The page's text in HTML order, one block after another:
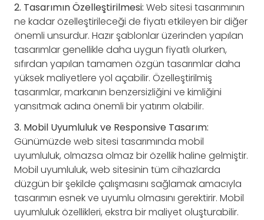
2. Tasarımın Özelleştirilmesi: Web sitesi tasarımının
ne kadar özelleştirileceği de fiyatı etkileyen bir diğer
önemli unsurdur. Hazır şablonlar üzerinden yapılan
tasarımlar genellikle daha uygun fiyatlı olurken,
sıfırdan yapılan tamamen özgün tasarımlar daha
yüksek maliyetlere yol açabilir. Özelleştirilmiş
tasarımlar, markanın benzersizliğini ve kimliğini
yansıtmak adına önemli bir yatırım olabilir.
3. Mobil Uyumluluk ve Responsive Tasarım:
Günümüzde web sitesi tasarımında mobil
uyumluluk, olmazsa olmaz bir özellik haline gelmiştir.
Mobil uyumluluk, web sitesinin tüm cihazlarda
düzgün bir şekilde çalışmasını sağlamak amacıyla
tasarımın esnek ve uyumlu olmasını gerektirir. Mobil
uyumluluk özellikleri, ekstra bir maliyet oluşturabilir.